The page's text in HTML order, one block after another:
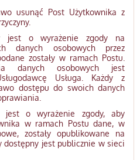
usunąć Post Użytkownika z
jest o wyrażenie zgody na
danych osobowych przez
zostały w ramach Postu.
danych osobowych jest
Usługa. Każdy z
dostępu do swoich danych
jest o wyrażenie zgody, aby
w ramach Postu dane, w
zostały opublikowane na
dostępny jest publicznie w sieci